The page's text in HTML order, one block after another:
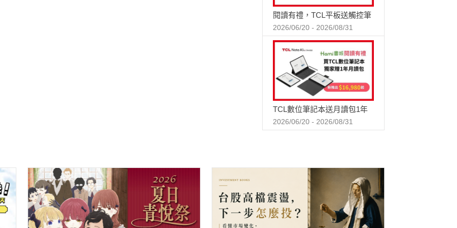
閱讀有禮，TCL平板送觸控筆
2026/06/20 - 2026/08/31
TCL數位筆記本送月讀包1年
2026/06/20 - 2026/08/31